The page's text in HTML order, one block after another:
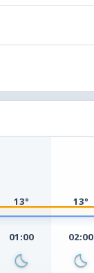
13°
01:00
13°
02:00